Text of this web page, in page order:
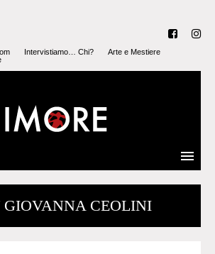
Intervistiamo… Chi?
Arte e Mestiere
GIOVANNA CEOLINI